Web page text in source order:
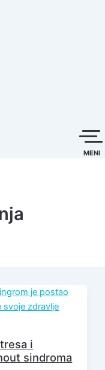
MENI
i
sindroma